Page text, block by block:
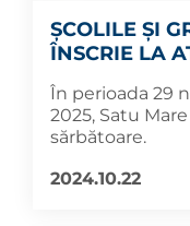
ȘCOLILE ȘI
ÎNSCRIE LA
În perioada 29
2025, Satu
sărbătoare.
2024.10.22